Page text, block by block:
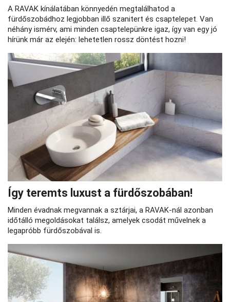
A RAVAK kínálatában könnyedén megtalálhatod a
fürdőszobádhoz legjobban illő szanitert és csaptelepet. Van
néhány ismérv, ami minden csaptelepünkre igaz, így van egy jó
hírünk már az elején: lehetetlen rossz döntést hozni!
Így teremts luxust a fürdőszobában!
Minden évadnak megvannak a sztárjai, a RAVAK-nál azonban
időtálló megoldásokat találsz, amelyek csodát művelnek a
legapróbb fürdőszobával is.